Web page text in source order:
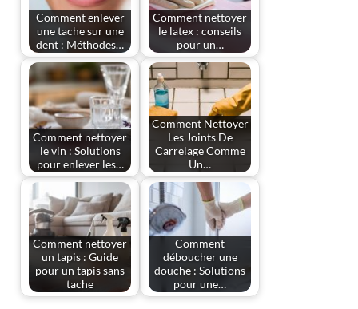
Comment enlever
une tache sur une
dent : Méthodes…
Comment nettoyer
le latex : conseils
pour un…
Comment nettoyer
le vin : Solutions
pour enlever les…
Comment Nettoyer
Les Joints De
Carrelage Comme
Un…
Comment nettoyer
un tapis : Guide
pour un tapis sans
tache
Comment
déboucher une
douche : Solutions
pour une…